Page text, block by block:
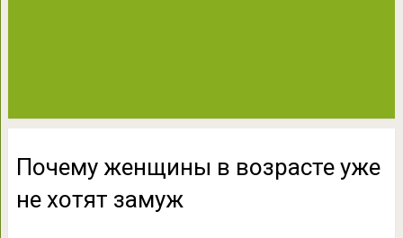
Почему женщины в возрасте уже
не хотят замуж